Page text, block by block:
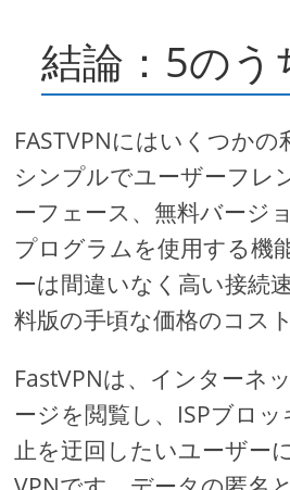
結論：5のう
FASTVPNにはいくつかの
シンプルでユーザーフレ
ーフェース、無料バージ
プログラムを使用する機
ーは間違いなく高い接続
料版の手頃な価格のコス
FastVPNは、インターネ
ージを閲覧し、ISPブロ
止を迂回したいユーザー